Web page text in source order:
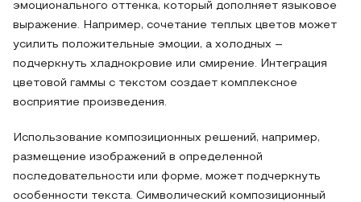
эмоционального оттенка, который дополняет языковое
выражение. Например, сочетание теплых цветов может
усилить положительные эмоции, а холодных –
подчеркнуть хладнокровие или смирение. Интеграция
цветовой гаммы с текстом создает комплексное
восприятие произведения.
Использование композиционных решений, например,
размещение изображений в определенной
последовательности или форме, может подчеркнуть
особенности текста. Символический композиционный